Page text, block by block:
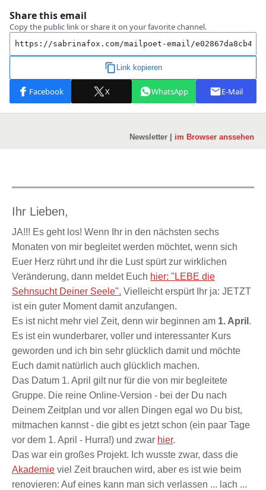
Newsletter | im Browser anssehen
Ihr Lieben,
JA!!! Es geht los! Wenn Ihr in den nächsten sechs
Monaten von mir begleitet werden möchtet, wenn sich
Euer Herz rührt und ihr die Lust spürt zur wirklichen
Veränderung, dann meldet Euch hier: "LEBE die
Sehnsucht Deiner Seele". Vielleicht erspürt Ihr ja: JETZT
ist ein guter Moment damit anzufangen.
Es ist nicht mehr viel Zeit, denn wir beginnen am 1. April .
Es ist ein wunderbarer, voller und interessanter Kurs
geworden und ich bin sehr glücklich damit und möchte
Euch damit natürlich auch glücklich machen.
Das Datum 1. April gilt nur für die von mir begleitete
Gruppe. Die reine Online-Version - bei der Du nach
Deinem Zeitplan und vor allen Dingen egal wo Du bist,
mitmachen kannst - die gibt es jetzt schon (ein paar Tage
vor dem 1. April - Hurra!) und zwar hier.
Das war ein großes Projekt. Ich wusste zwar, dass die
Akademie viel Zeit brauchen wird, aber es ist wie beim
renovieren: Auf eines kann man sich verlassen ... lach ...